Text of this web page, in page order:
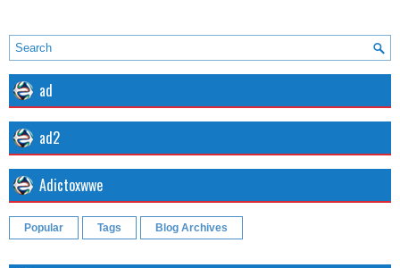
ad
ad2
Adictoxwwe
Popular Tags Blog Archives